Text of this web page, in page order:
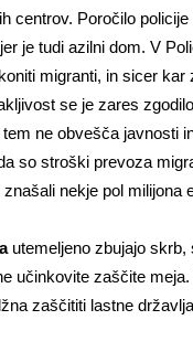
centrov. Poročilo
je tudi azilni dom. V
migranti, in sicer kar
se je zares
ne obvešča javnosti
so stroški prevoza
nekje pol milijona
utemeljeno zbujajo skrb,
učinkovite zaščite
zaščititi lastne